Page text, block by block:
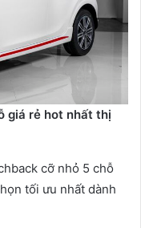
giá rẻ hot nhất thị
cỡ nhỏ 5 chỗ
tối ưu nhất dành